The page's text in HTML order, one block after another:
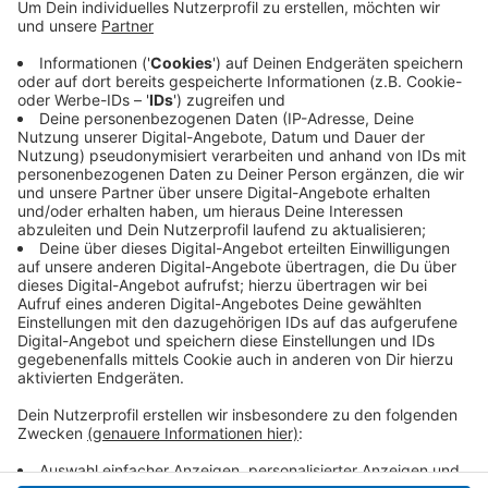
technische Schritte geklärt werden. Eine
Stadtsprecherin hat aber der Westdeutschen
Zeitung gesagt: "Wir hoffen, dass diese bis zum 1.
Januar 2022 abgeschlossen sein werden." Die
klassischen Parkscheinautomaten werden
erhalten bleiben, aber zusätzlich auf den Online-
Service hinweisen.
Veröffentlicht:Mittwoch, 13.10.2021 05:58
Anzeige
Anzeige